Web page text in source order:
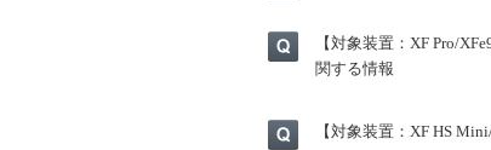
【対象装置：XF Pro/
関する情報
【対象装置：XF HS